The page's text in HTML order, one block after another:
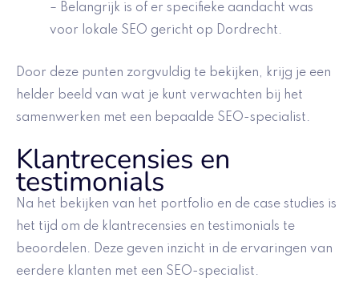
– Belangrijk is of er specifieke aandacht was
voor lokale SEO gericht op Dordrecht.
Door deze punten zorgvuldig te bekijken, krijg je een
helder beeld van wat je kunt verwachten bij het
samenwerken met een bepaalde SEO-specialist.
Klantrecensies en
testimonials
Na het bekijken van het portfolio en de case studies is
het tijd om de klantrecensies en testimonials te
beoordelen. Deze geven inzicht in de ervaringen van
eerdere klanten met een SEO-specialist.